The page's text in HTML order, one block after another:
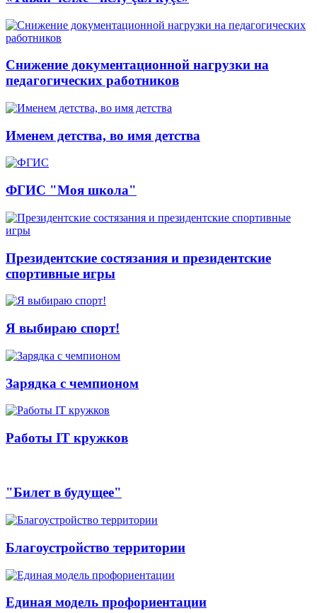
Снижение документационной нагрузки на
педагогических работников
Именем детства, во имя детства
ФГИС "Моя школа"
Президентские состязания и президентские
спортивные игры
Я выбираю спорт!
Зарядка с чемпионом
Работы IT кружков
"Билет в будущее"
Благоустройство территории
Единая модель профориентации